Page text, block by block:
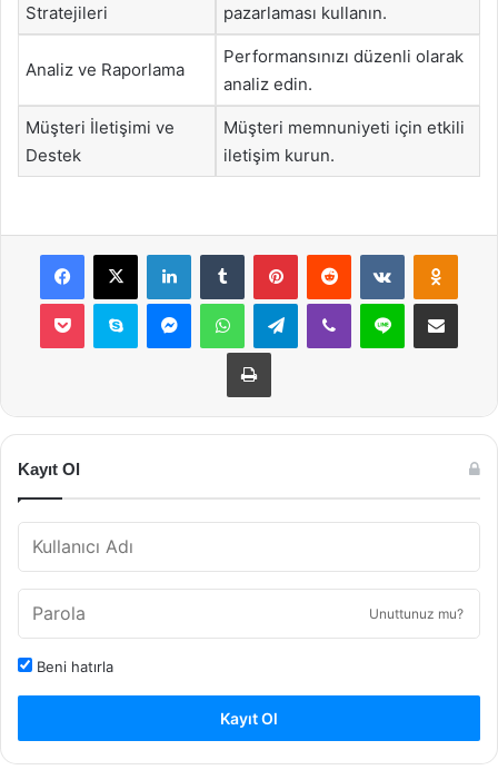
Stratejileri
pazarlaması kullanın.
Analiz ve Raporlama
Performansınızı düzenli olarak
analiz edin.
Müşteri İletişimi ve
Destek
Müşteri memnuniyeti için etkili
iletişim kurun.
Facebook
X LinkedInTumblr PinterestReddit VKontakte
Pocket Skype MessengerWhatsAppTelegramViber Line E-Posta ile
Yazdır
Kayıt Ol
Unuttunuz mu?
Beni hatırla
Kayıt Ol